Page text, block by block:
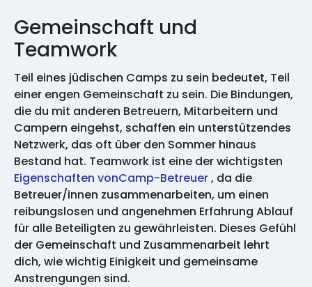
Gemeinschaft und
Teamwork
Teil eines jüdischen Camps zu sein bedeutet, Teil
einer engen Gemeinschaft zu sein. Die Bindungen,
die du mit anderen Betreuern, Mitarbeitern und
Campern eingehst, schaffen ein unterstützendes
Netzwerk, das oft über den Sommer hinaus
Bestand hat. Teamwork ist eine der wichtigsten
Eigenschaften vonCamp-Betreuer, da die
Betreuer/innen zusammenarbeiten, um einen
reibungslosen und angenehmen Erfahrung Ablauf
für alle Beteiligten zu gewährleisten. Dieses Gefühl
der Gemeinschaft und Zusammenarbeit lehrt
dich, wie wichtig Einigkeit und gemeinsame
Anstrengungen sind.